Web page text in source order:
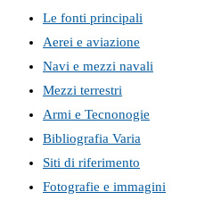
Le fonti principali
Aerei e aviazione
Navi e mezzi navali
Mezzi terrestri
Armi e Tecnonogie
Bibliografia Varia
Siti di riferimento
Fotografie e immagini